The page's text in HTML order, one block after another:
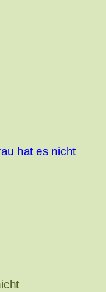
hat es nicht